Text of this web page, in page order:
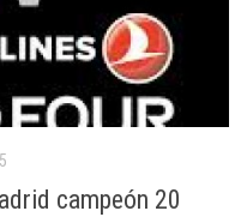
campeón 20